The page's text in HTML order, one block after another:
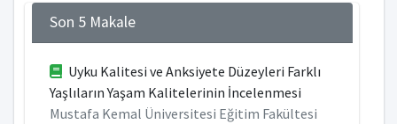
Son 5 Makale
Uyku Kalitesi ve Anksiyete Düzeyleri Farklı
Yaşlıların Yaşam Kalitelerinin İncelenmesi
Mustafa Kemal Üniversitesi Eğitim Fakültesi